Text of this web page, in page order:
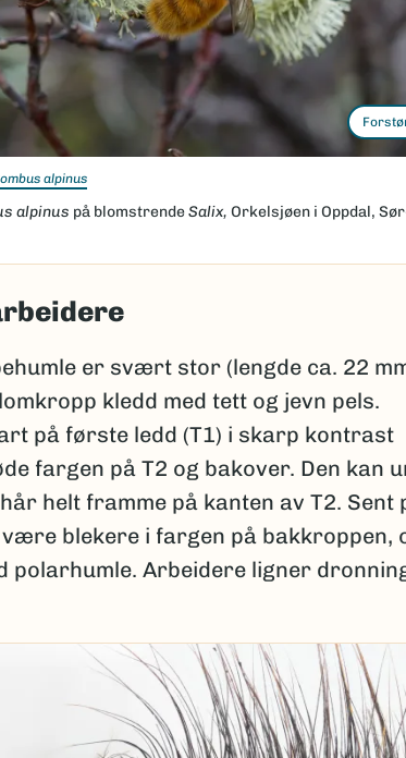
alpinus
alpinus på blomstrendeSalix, Orkelsjøen i Oppdal,
er svært stor (lengde ca. 22
kledd med tett og jevn pels.
på første ledd (T1) i skarp kontrast
fargen på T2 og bakover. Den kan
helt framme på kanten av T2. Sent
blekere i fargen på bakkroppen,
polarhumle. Arbeidere ligner